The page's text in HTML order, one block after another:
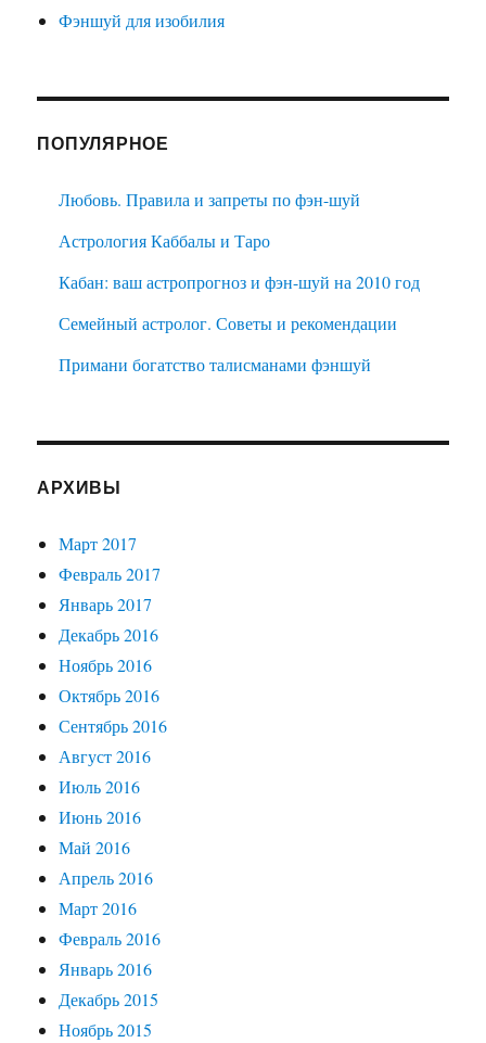
Фэншуй для изобилия
ПОПУЛЯРНОЕ
Любовь. Правила и запреты по фэн-шуй
Астрология Каббалы и Таро
Кабан: ваш астропрогноз и фэн-шуй на 2010 год
Семейный астролог. Советы и рекомендации
Примани богатство талисманами фэншуй
АРХИВЫ
Март 2017
Февраль 2017
Январь 2017
Декабрь 2016
Ноябрь 2016
Октябрь 2016
Сентябрь 2016
Август 2016
Июль 2016
Июнь 2016
Май 2016
Апрель 2016
Март 2016
Февраль 2016
Январь 2016
Декабрь 2015
Ноябрь 2015